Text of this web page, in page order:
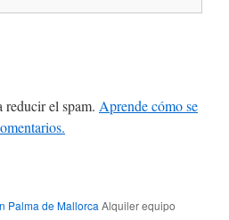
reducir el spam. Aprende cómo se
Palma de Mallorca Alquiler equipo